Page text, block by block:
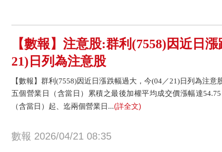
【數報】注意股:群利(7558)因近日
21)日列為注意股
【數報】群利(7558)因近日漲跌幅過大，今(04／21)日列為注
五個營業日（含當日）累積之最後加權平均成交價漲幅達
（含當日）起、迄兩個營業日...(詳全文)
數報 2026/04/21 08:35